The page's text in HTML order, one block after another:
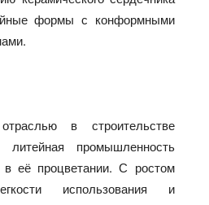
формы с конформными
в строительстве
литейная промышленность
её процветании. С ростом
использования и